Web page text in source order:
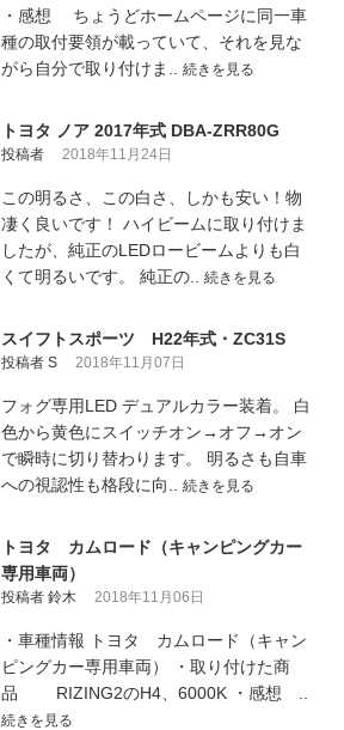
・感想 ちょうどホームページに同一車
種の取付要領が載っていて、それを見な
がら自分で取り付けま.. 続きを見る
トヨタ ノア 2017年式 DBA-ZRR80G
投稿者 2018年11月24日
この明るさ、この白さ、しかも安い！物
凄く良いです！ ハイビームに取り付けま
したが、純正のLEDロービームよりも白
くて明るいです。 純正の.. 続きを見る
スイフトスポーツ H22年式・ZC31S
投稿者 S 2018年11月07日
フォグ専用LED デュアルカラー装着。 白
色から黄色にスイッチオン→オフ→オン
で瞬時に切り替わります。 明るさも自車
への視認性も格段に向.. 続きを見る
トヨタ カムロード（キャンピングカー
専用車両）
投稿者 鈴木 2018年11月06日
・車種情報 トヨタ カムロード（キャン
ピングカー専用車両） ・取り付けた商
品 RIZING2のH4、6000K ・感想 ..
続きを見る